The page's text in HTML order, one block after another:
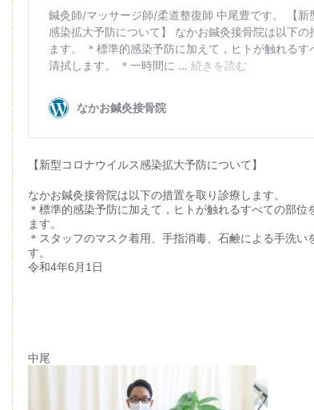
【新型コロナウイルス感染拡大予防について】
なかお鍼灸接骨院は以下の措置を取り診療します。
＊標準的感染予防に加えて，ヒトが触れるすべての部位
ます。
＊スタッフのマスク着用、手指消毒、石鹸による手洗い
す。
令和4年6月1日
中尾